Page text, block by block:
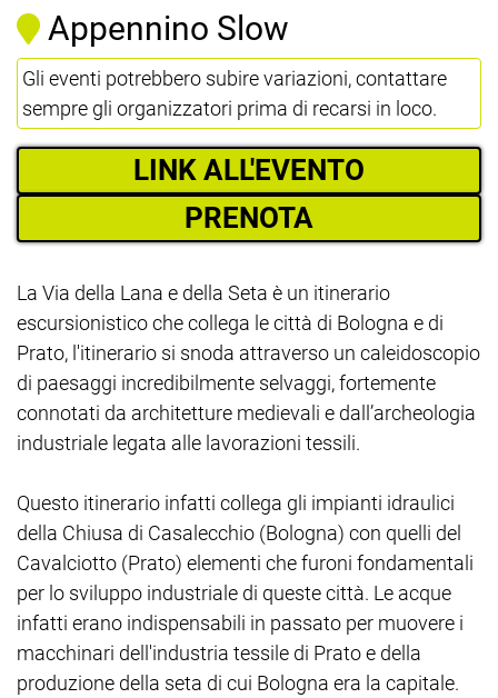
Appennino Slow
Gli eventi potrebbero subire variazioni, contattare
sempre gli organizzatori prima di recarsi in loco.
LINK ALL'EVENTO
PRENOTA
La Via della Lana e della Seta è un itinerario
escursionistico che collega le città di Bologna e di
Prato, l'itinerario si snoda attraverso un caleidoscopio
di paesaggi incredibilmente selvaggi, fortemente
connotati da architetture medievali e dall’archeologia
industriale legata alle lavorazioni tessili.
Questo itinerario infatti collega gli impianti idraulici
della Chiusa di Casalecchio (Bologna) con quelli del
Cavalciotto (Prato) elementi che furoni fondamentali
per lo sviluppo industriale di queste città. Le acque
infatti erano indispensabili in passato per muovere i
macchinari dell'industria tessile di Prato e della
produzione della seta di cui Bologna era la capitale.